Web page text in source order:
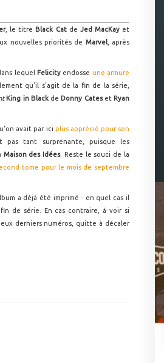
, le titre Black Cat de Jed MacKay et
nouvelles priorités de Marvel, après
lequel Felicity endosse une armure
qu'il s'agit de la fin de la série,
King in Black de Donny Cates et Ryan
avait par ici plus apprécié pour son
pas tant surprenante, puisque les
Maison des Idées. Reste le souci de la
tome pour le mois de septembre
a déjà été imprimé - en quel cas il
de série. En cas contraire, à voir si
derniers numéros, quitte à décaler